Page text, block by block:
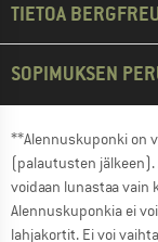
TIETOA
SOPIMUKSEN
**Alennuskuponki on
(palautusten
voidaan lunastaa vain
Alennuskuponkia ei
lahjakortit. Ei voi